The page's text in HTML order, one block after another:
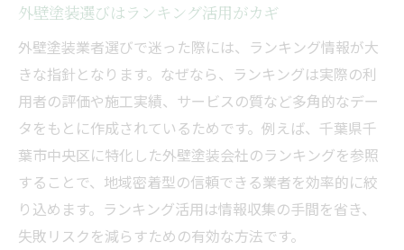
由
千葉市の外壁塗装会社一覧で比較検討する
コツ
外壁塗装の信頼性を高める選び方のポイン
ト
外壁塗装選びはランキング活用がカギ
外壁塗装業者選びで迷った際には、ランキング情報が大
きな指針となります。なぜなら、ランキングは実際の利
用者の評価や施工実績、サービスの質など多角的なデー
タをもとに作成されているためです。例えば、千葉県千
葉市中央区に特化した外壁塗装会社のランキングを参照
することで、地域密着型の信頼できる業者を効率的に絞
り込めます。ランキング活用は情報収集の手間を省き、
失敗リスクを減らすための有効な方法です。